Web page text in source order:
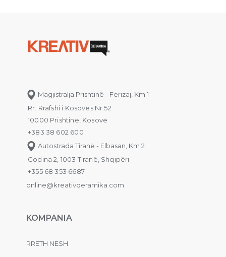
Magjistralja Prishtinë - Ferizaj, Km 1
Rr. Rrafshi i Kosovës Nr.52
10000 Prishtinë, Kosovë
+383 38 602 600
Autostrada Tiranë - Elbasan, Km 2
Godina 2, 1003 Tiranë, Shqipëri
+355 68 353 6687
online@kreativqeramika.com
KOMPANIA
RRETH NESH